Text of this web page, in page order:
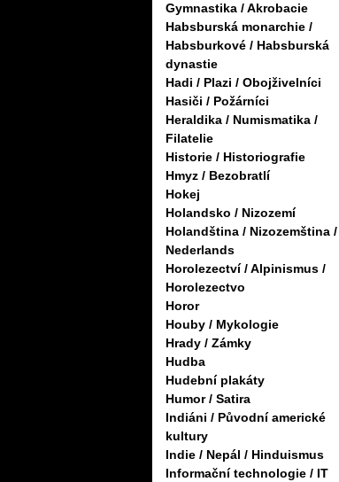
Gymnastika / Akrobacie
Habsburská monarchie /
Habsburkové / Habsburská
dynastie
Hadi / Plazi / Obojživelníci
Hasiči / Požárníci
Heraldika / Numismatika /
Filatelie
Historie / Historiografie
Hmyz / Bezobratlí
Hokej
Holandsko / Nizozemí
Holandština / Nizozemština /
Nederlands
Horolezectví / Alpinismus /
Horolezectvo
Horor
Houby / Mykologie
Hrady / Zámky
Hudba
Hudební plakáty
Humor / Satira
Indiáni / Původní americké
kultury
Indie / Nepál / Hinduismus
Informační technologie / IT